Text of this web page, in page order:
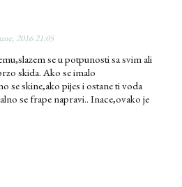
2016 21:05
se u potpunosti sa svim ali
skida. Ako se imalo
se skine,ako pijes i ostane ti voda
se frape napravi.. Inace,ovako je